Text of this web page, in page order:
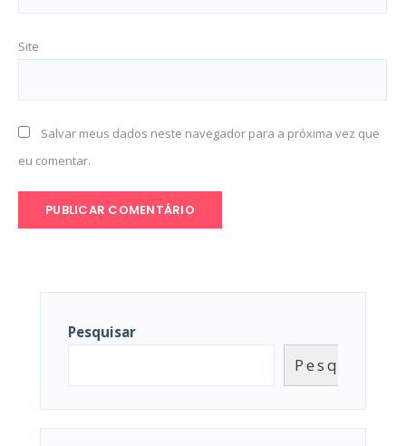
Site
Salvar meus dados neste navegador para a próxima vez que
eu comentar.
Pesquisar
Pesquisar